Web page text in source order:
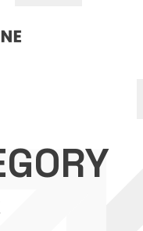
ション癒々